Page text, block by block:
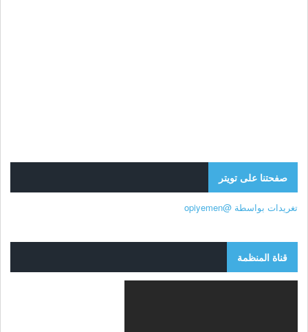
صفحتنا على تويتر
تغريدات بواسطة @opiyemen
قناة المنظمة